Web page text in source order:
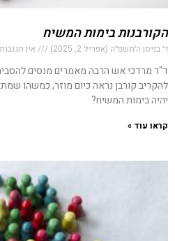
הקורבנות בימות המשיח
ד׳ בניסן ה׳תשפ״ה (אפריל 2, 2025) אין תגובות
ד"ר מרדכי אש הרבה מאמרים מנסים
להקריב קורבן נראה כיום מוזר, כמשהו
יהיה בימות המשיח?
קראו עוד »